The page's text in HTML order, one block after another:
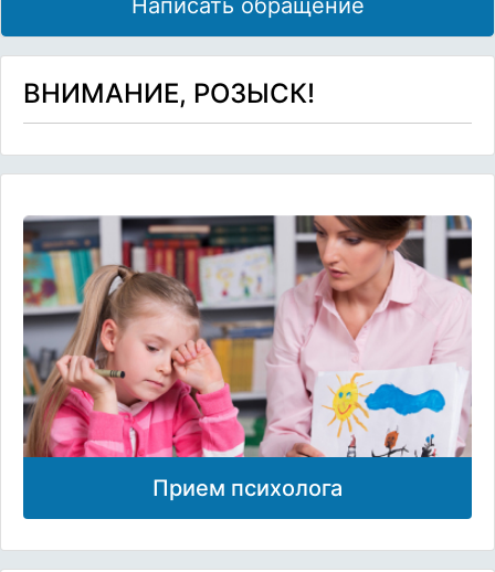
ВНИМАНИЕ, РОЗЫСК!
Прием психолога